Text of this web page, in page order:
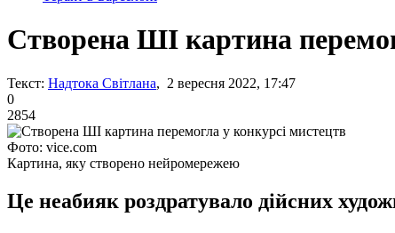
Створена ШІ картина
Текст: Надтока Світлана, 2 вересня 2022, 17:47
0
2854
Фото: vice.com
Картина, яку створено нейромережею
Це неабияк роздратувало дійсних